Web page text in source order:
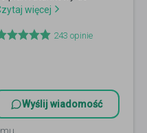
więcej
243 opinie
Wyślij wiadomość